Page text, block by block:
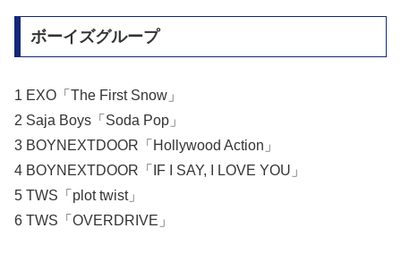
ボーイズグループ
1 EXO「The First Snow」
2 Saja Boys「Soda Pop」
3 BOYNEXTDOOR「Hollywood Action」
4 BOYNEXTDOOR「IF I SAY, I LOVE YOU」
5 TWS「plot twist」
6 TWS「OVERDRIVE」